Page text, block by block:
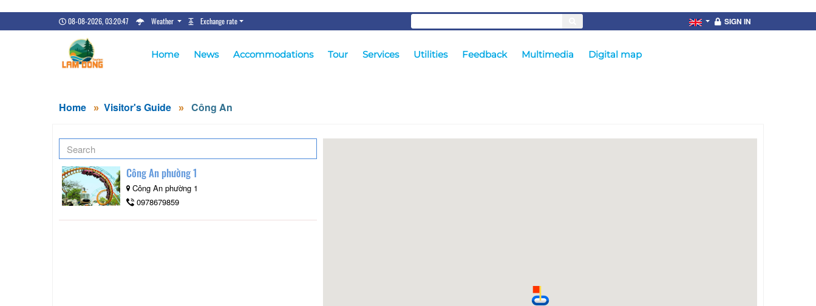
08-08-2026, 03:20:47 Weather Exchange rate SIGN IN
Home News Accommodations Tour Services Utilities Feedback Multimedia Digital map
Home Visitor's Guide Công An
Công An phường 1
Công An phường 1
0978679859